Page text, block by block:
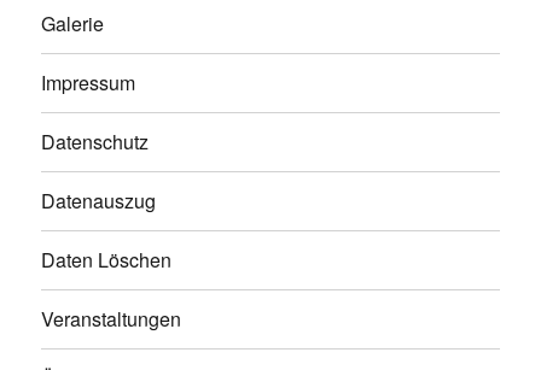
Galerie
Impressum
Datenschutz
Datenauszug
Daten Löschen
Veranstaltungen